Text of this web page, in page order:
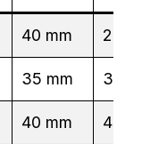
40 mm 2 h
35 mm 3 h
40 mm 4 h